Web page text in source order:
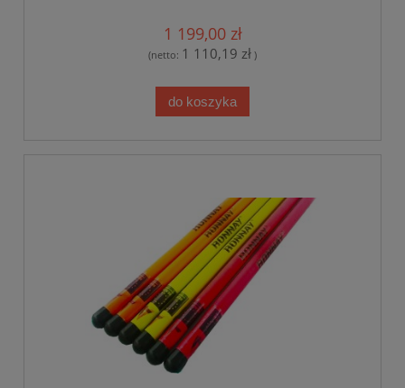
1 199,00 zł
(netto: 1 110,19 zł )
do koszyka